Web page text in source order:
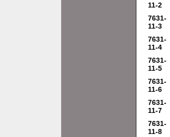
11-2
7631-
11-3
7631-
11-4
7631-
11-5
7631-
11-6
7631-
11-7
7631-
11-8